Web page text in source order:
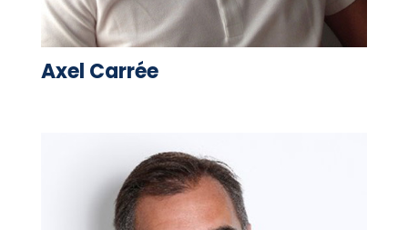
Axel Carrée